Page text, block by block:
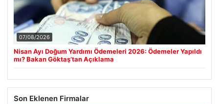
07/08/2026
Nisan Ayı Doğum Yardımı Ödemeleri 2026: Ödemeler Yapıldı
mı? Bakan Göktaş’tan Açıklama
Son Eklenen Firmalar